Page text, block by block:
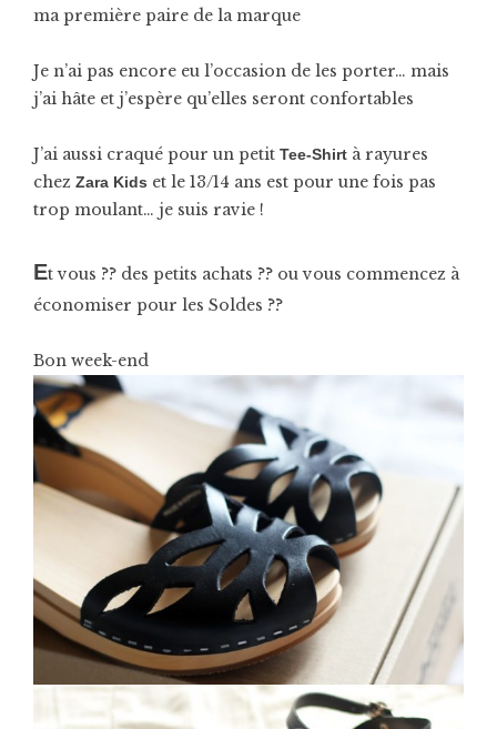
ma première paire de la marque
Je n’ai pas encore eu l’occasion de les porter… mais
j’ai hâte et j’espère qu’elles seront confortables
J’ai aussi craqué pour un petit Tee-Shirt à rayures
chez Zara Kids et le 13/14 ans est pour une fois pas
trop moulant… je suis ravie !
Et vous ?? des petits achats ?? ou vous commencez à
économiser pour les Soldes ??
Bon week-end